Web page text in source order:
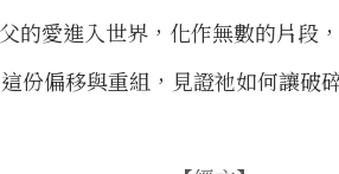
愛進入世界，化作無數的片段
份偏移與重組，見證祂如何讓破